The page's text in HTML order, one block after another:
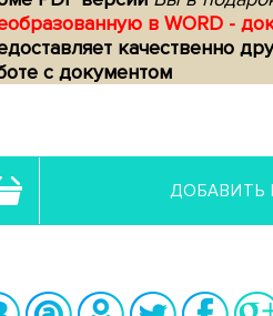
в WORD -
качественно
с документом
ДОБАВИТЬ